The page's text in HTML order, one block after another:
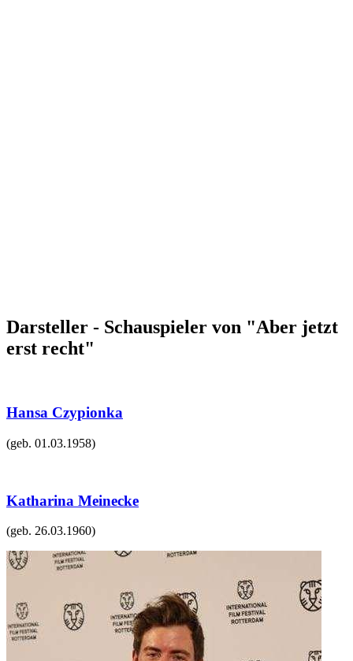
Darsteller - Schauspieler von "Aber jetzt
erst recht"
Hansa Czypionka
(geb. 01.03.1958)
Katharina Meinecke
(geb. 26.03.1960)